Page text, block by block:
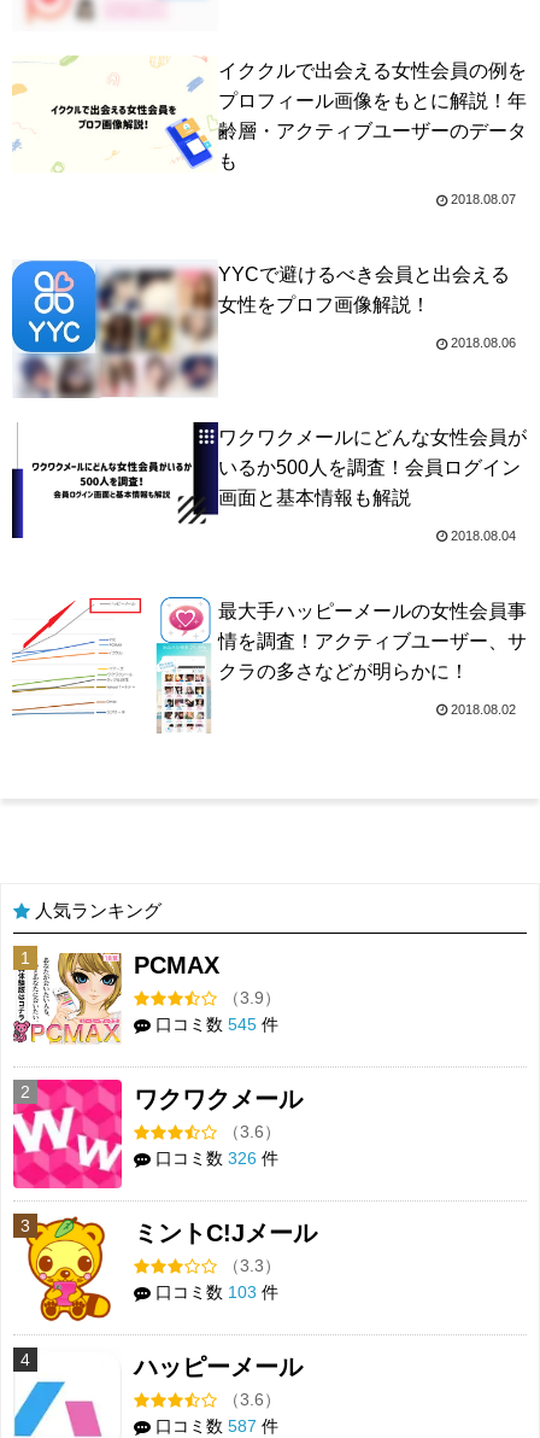
イククルで出会える女性会員の例を
プロフィール画像をもとに解説！年
齢層・アクティブユーザーのデータ
も
2018.08.07
YYCで避けるべき会員と出会える
女性をプロフ画像解説！
2018.08.06
ワクワクメールにどんな女性会員が
いるか500人を調査！会員ログイン
画面と基本情報も解説
2018.08.04
最大手ハッピーメールの女性会員事
情を調査！アクティブユーザー、サ
クラの多さなどが明らかに！
2018.08.02
人気ランキング
1 PCMAX
（3.9）
口コミ数 545 件
2 ワクワクメール
（3.6）
口コミ数 326 件
3 ミントC!Jメール
（3.3）
口コミ数 103 件
4 ハッピーメール
（3.6）
口コミ数 587 件